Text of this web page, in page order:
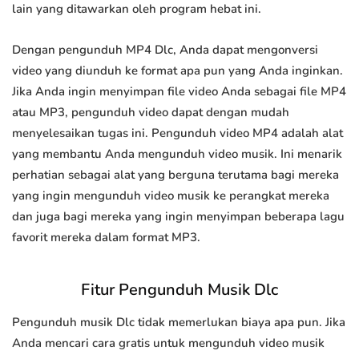
lain yang ditawarkan oleh program hebat ini.
Dengan pengunduh MP4 Dlc, Anda dapat mengonversi
video yang diunduh ke format apa pun yang Anda inginkan.
Jika Anda ingin menyimpan file video Anda sebagai file MP4
atau MP3, pengunduh video dapat dengan mudah
menyelesaikan tugas ini. Pengunduh video MP4 adalah alat
yang membantu Anda mengunduh video musik. Ini menarik
perhatian sebagai alat yang berguna terutama bagi mereka
yang ingin mengunduh video musik ke perangkat mereka
dan juga bagi mereka yang ingin menyimpan beberapa lagu
favorit mereka dalam format MP3.
Fitur Pengunduh Musik Dlc
Pengunduh musik Dlc tidak memerlukan biaya apa pun. Jika
Anda mencari cara gratis untuk mengunduh video musik